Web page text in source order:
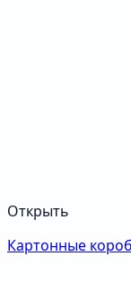
Открыть
Картонные